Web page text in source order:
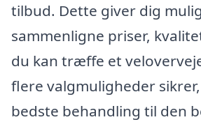
tilbud. Dette giver dig
sammenligne priser,
du kan træffe et
flere valgmuligheder
bedste behandling til den